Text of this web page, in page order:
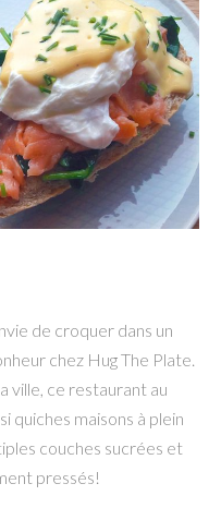
de croquer dans un
chez Hug The Plate.
ville, ce restaurant au
quiches maisons à plein
couches sucrées et
pressés!